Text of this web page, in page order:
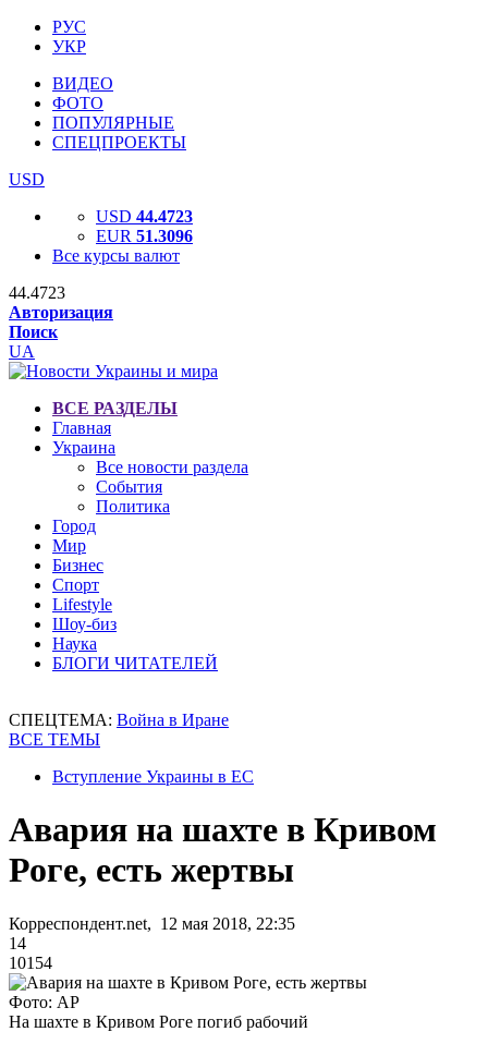
РУС
УКР
ВИДЕО
ФОТО
ПОПУЛЯРНЫЕ
СПЕЦПРОЕКТЫ
USD
USD 44.4723
EUR 51.3096
Все курсы валют
44.4723
Авторизация
Поиск
UA
ВСЕ РАЗДЕЛЫ
Главная
Украина
Все новости раздела
События
Политика
Город
Мир
Бизнес
Спорт
Lifestyle
Шоу-биз
Наука
БЛОГИ ЧИТАТЕЛЕЙ
СПЕЦТЕМА: Война в Иране
ВСЕ ТЕМЫ
Вступление Украины в ЕС
Авария на шахте в Кривом
Роге, есть жертвы
Корреспондент.net, 12 мая 2018, 22:35
14
10154
Фото: АР
На шахте в Кривом Роге погиб рабочий